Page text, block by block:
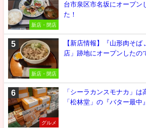
新店・閉店
台市泉区市名坂にオープン
た！
新店・閉店
【新店情報】『山形肉そば
店」跡地にオープンしたの
グルメ
「シーラカンスモナカ」
「松林堂」の『バター最中